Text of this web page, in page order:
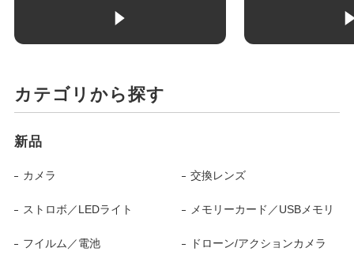
カテゴリから探す
新品
カメラ 交換レンズ
ストロボ／LEDライト メモリーカード／USBメモリ
フイルム／電池 ドローン/アクションカメラ